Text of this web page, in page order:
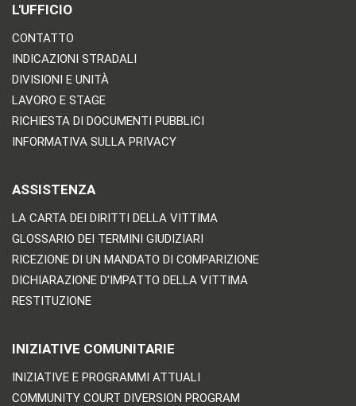
L'UFFICIO
CONTATTO
INDICAZIONI STRADALI
DIVISIONI E UNITÀ
LAVORO E STAGE
RICHIESTA DI DOCUMENTI PUBBLICI
INFORMATIVA SULLA PRIVACY
ASSISTENZA
LA CARTA DEI DIRITTI DELLA VITTIMA
GLOSSARIO DEI TERMINI GIUDIZIARI
RICEZIONE DI UN MANDATO DI COMPARIZIONE
DICHIARAZIONE D'IMPATTO DELLA VITTIMA
RESTITUZIONE
INIZIATIVE COMUNITARIE
INIZIATIVE E PROGRAMMI ATTUALI
COMMUNITY COURT DIVERSION PROGRAM